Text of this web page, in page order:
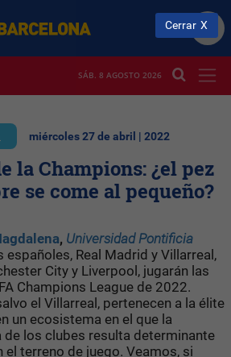
SÁB. 8 AGOSTO 2026
miércoles 27 de abril | 2022
la Champions: ¿el pez
se come al pequeño?
, Universidad Pontificia
españoles, Real Madrid y Villarreal,
City y Liverpool, jugarán las
Champions League de 2022.
el Villarreal, pertenecen a la élite
un ecosistema en el que la
los clubes resulta determinante
el terreno de juego. Veamos, si
Cerrar